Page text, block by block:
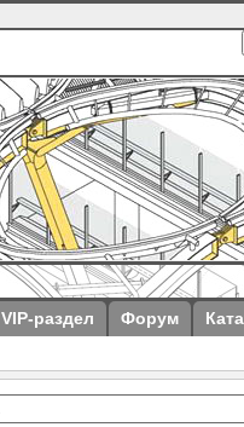
VIP-раздел Форум